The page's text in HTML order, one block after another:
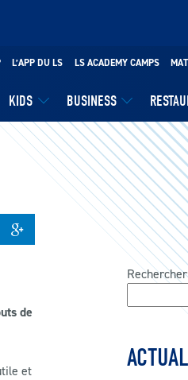
KIDS BUSINESS
L’APP DU LS LS ACADEMY CAMPS
de
et
Rechercher